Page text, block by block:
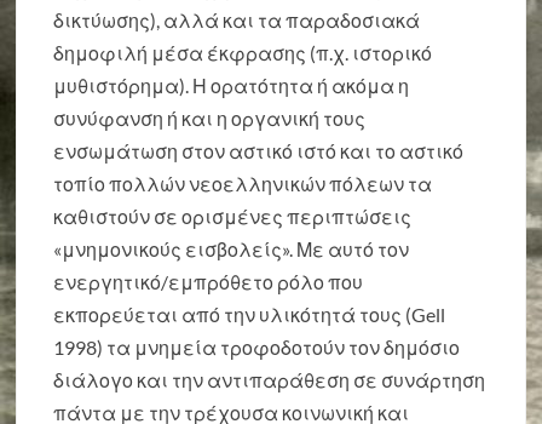
δικτύωσης), αλλά και τα παραδοσιακά
δημοφιλή μέσα έκφρασης (π.χ. ιστορικό
μυθιστόρημα). Η ορατότητα ή ακόμα η
συνύφανση ή και η οργανική τους
ενσωμάτωση στον αστικό ιστό και το αστικό
τοπίο πολλών νεοελληνικών πόλεων τα
καθιστούν σε ορισμένες περιπτώσεις
«μνημονικούς εισβολείς». Με αυτό τον
ενεργητικό/εμπρόθετο ρόλο που
εκπορεύεται από την υλικότητά τους (Gell
1998) τα μνημεία τροφοδοτούν τον δημόσιο
διάλογο και την αντιπαράθεση σε συνάρτηση
πάντα με την τρέχουσα κοινωνική και